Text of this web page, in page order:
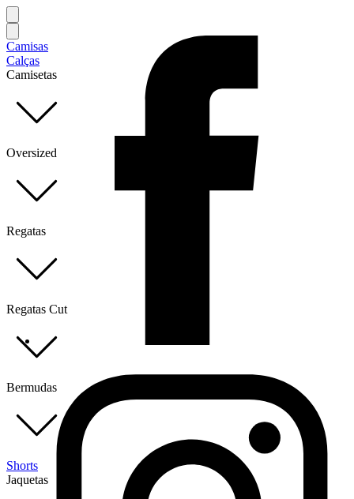
Camisas
Calças
Camisetas
Oversized
Regatas
Regatas Cut
Bermudas
Shorts
Jaquetas